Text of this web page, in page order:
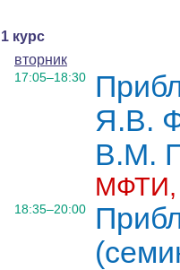
1 курс
вторник
17:05–18:30
Я.В.
В.М.
МФТИ,
18:35–20:00